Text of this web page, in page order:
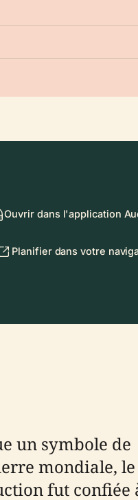
Ouvrir dans l'application
Planifier dans votre
un symbole de
mondiale,
fut confiée